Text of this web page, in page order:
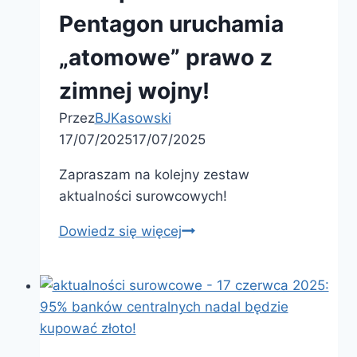
Pentagon uruchamia
„atomowe” prawo z
zimnej wojny!
PrzezBJKasowski
17/07/202517/07/2025
Zapraszam na kolejny zestaw
aktualności surowcowych!
Dowiedz się więcejaktualności
17
lipca